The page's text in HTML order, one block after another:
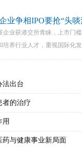
业争相IPO要抢“头啖
获港交所青睐，上市门槛
培养行业人才，重视国际化
法出台
者的治疗
用
与健康事业新局面